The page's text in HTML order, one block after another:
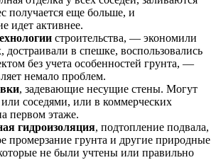
получается еще больше, и
идет активнее.
строительства, — экономили
достраивали в спешке, воспользовались
без учета особенностей грунта, —
немало проблем.
, задевающие несущие стены. Могут
соседями, или в коммерческих
первом этаже.
гидроизоляция, подтопление подвала,
промерзание грунта и другие природные
не были учтены или правильно